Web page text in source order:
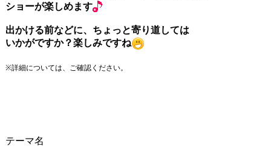
ショーが楽しめます
出かける前などに、ちょっと寄り道しては
いかがですか？楽しみですね
※詳細については、ご確認ください。
テーマ名